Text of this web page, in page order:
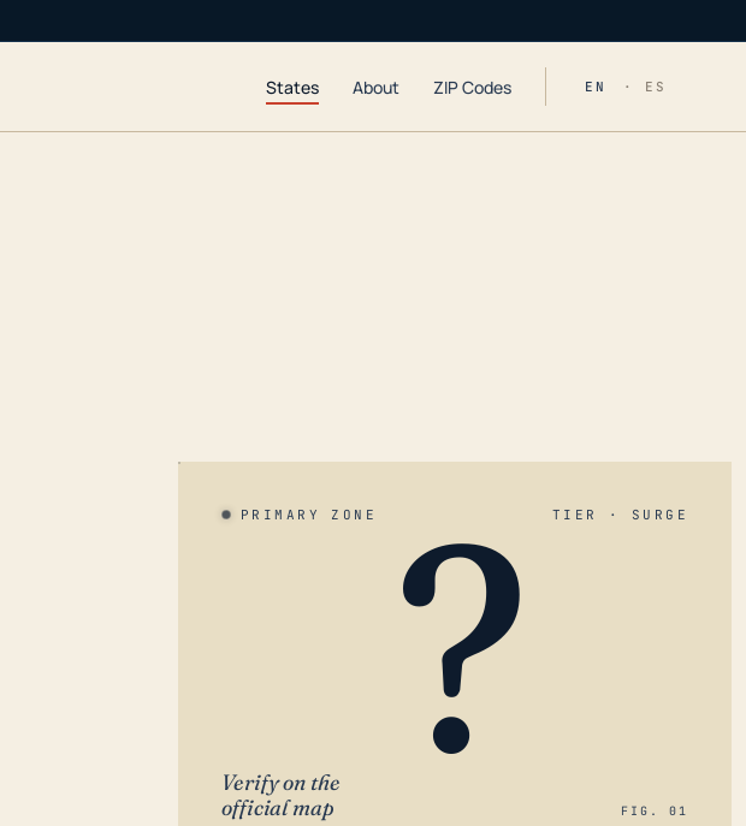
States About ZIP Codes EN · ES
PRIMARY ZONE TIER · SURGE
?
Verify on the
official map
FIG. 01